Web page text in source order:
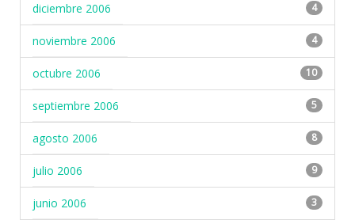
diciembre 2006 4
noviembre 2006 4
octubre 2006 10
septiembre 2006 5
agosto 2006 8
julio 2006 9
junio 2006 3